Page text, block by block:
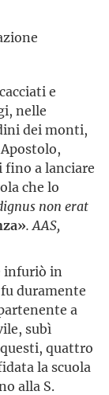
e
nelle
dei monti,
fino a lanciare
che lo
non erat
. AAS,
infuriò in
duramente
a
subì
questi, quattro
la scuola
alla S.